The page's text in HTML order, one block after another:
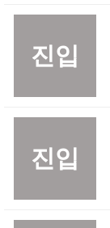
진입
진입